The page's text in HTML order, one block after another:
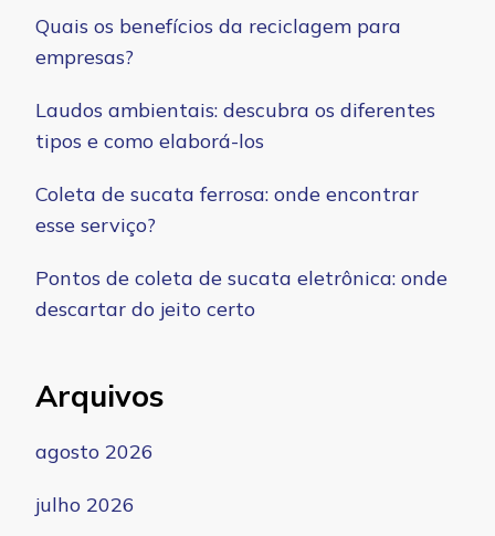
Quais os benefícios da reciclagem para
empresas?
Laudos ambientais: descubra os diferentes
tipos e como elaborá-los
Coleta de sucata ferrosa: onde encontrar
esse serviço?
Pontos de coleta de sucata eletrônica: onde
descartar do jeito certo
Arquivos
agosto 2026
julho 2026